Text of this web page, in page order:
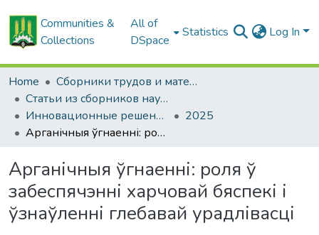
Communities &
Collections
All of
DSpace
Statistics Log In
Home
Сборники трудов и материалов конференций
Статьи из сборников научных трудов
Инновационные решения в технологиях и механизации сельскохозяйственного производства
2025
Арганічныя ўгнаенні: роля ў забеспячэнні харчовай бяспекі і ўзнаўленні глебавай урадлівасці
Арганічныя ўгнаенні: роля ў
забеспячэнні харчовай бяспекі і
ўзнаўленні глебавай урадлівасці